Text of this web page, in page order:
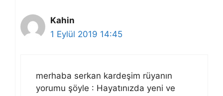
Kahin
1 Eylül 2019 14:45
merhaba serkan kardeşim rüyanın
yorumu şöyle : Hayatınızda yeni ve